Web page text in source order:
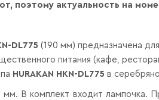
поэтому актуальность на
DL775 (190 мм) предназначена
питания (кафе,
HURAKAN HKN-DL775 в
В комплект входит лампочка.